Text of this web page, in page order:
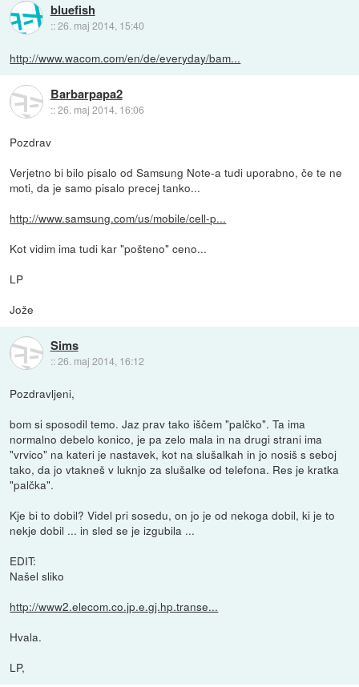
bluefish
::26. maj 2014, 15:40
http://www.wacom.com/en/de/everyday/bam...
Barbarpapa2
::26. maj 2014, 16:06
Pozdrav
Verjetno bi bilo pisalo od Samsung Note-a tudi uporabno, če te ne
moti, da je samo pisalo precej tanko...
http://www.samsung.com/us/mobile/cell-p...
Kot vidim ima tudi kar "pošteno" ceno...
LP
Jože
Sims
::26. maj 2014, 16:12
Pozdravljeni,
bom si sposodil temo. Jaz prav tako iščem "palčko". Ta ima
normalno debelo konico, je pa zelo mala in na drugi strani ima
"vrvico" na kateri je nastavek, kot na slušalkah in jo nosiš s seboj
tako, da jo vtakneš v luknjo za slušalke od telefona. Res je kratka
"palčka".
Kje bi to dobil? Videl pri sosedu, on jo je od nekoga dobil, ki je to
nekje dobil ... in sled se je izgubila ...
EDIT:
Našel sliko
http://www2.elecom.co.jp.e.gj.hp.transe...
Hvala.
LP,